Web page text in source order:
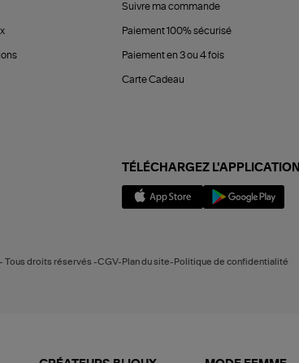
Suivre ma commande
Paiement 100% sécurisé
Paiement en 3 ou 4 fois
Carte Cadeau
TÉLÉCHARGEZ L'APPLICATION
Tous droits réservés -CGV-Plan du site-Politique de confidentialité